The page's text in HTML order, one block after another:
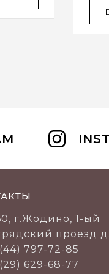
г.Жодино, 1-ый
проезд
797-72-85
629-68-77